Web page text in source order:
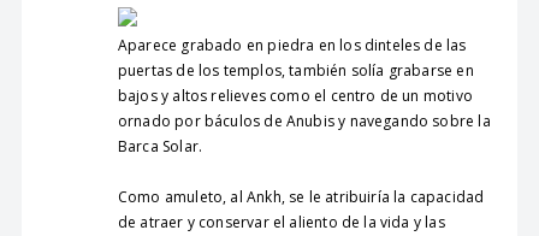
Aparece grabado en piedra en los dinteles de las
puertas de los templos, también solía grabarse en
bajos y altos relieves como el centro de un motivo
ornado por báculos de Anubis y navegando sobre la
Barca Solar.
Como amuleto, al Ankh, se le atribuiría la capacidad
de atraer y conservar el aliento de la vida y las